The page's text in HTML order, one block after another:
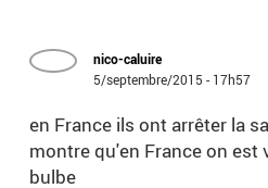
nico-caluire
5/septembre/2015 - 17h57
en France ils ont arrêter la
montre qu'en France on est
bulbe